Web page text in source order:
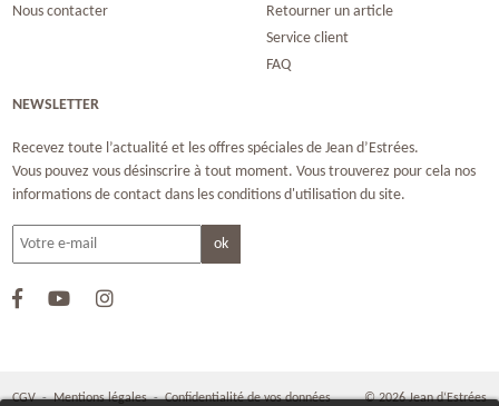
Nous contacter
Retourner un article
Service client
FAQ
NEWSLETTER
Recevez toute l’actualité et les offres spéciales de Jean d’Estrées.
Vous pouvez vous désinscrire à tout moment. Vous trouverez pour cela nos
informations de contact dans les conditions d'utilisation du site.
CGV-Mentions légales-Confidentialité de vos données © 2026 Jean d‘Estrées